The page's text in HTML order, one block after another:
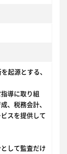
起源とする、
導に取り組
、税務会計、
スを提供して
して監査だけ